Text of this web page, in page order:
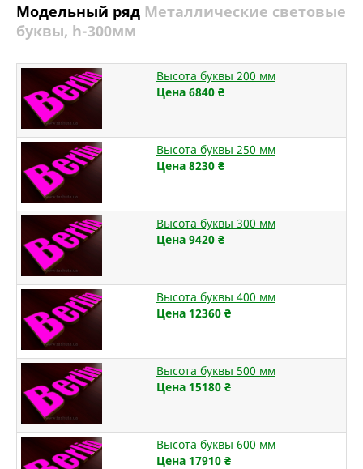
Модельный ряд Металлические световые
буквы, h-300мм
Высота буквы 200 мм
Цена 6840 ₴
Высота буквы 250 мм
Цена 8230 ₴
Высота буквы 300 мм
Цена 9420 ₴
Высота буквы 400 мм
Цена 12360 ₴
Высота буквы 500 мм
Цена 15180 ₴
Высота буквы 600 мм
Цена 17910 ₴